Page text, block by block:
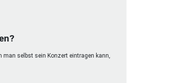
man selbst sein Konzert eintragen kann,